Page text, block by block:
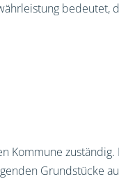
bedeutet,
Kommune zuständig.
Grundstücke